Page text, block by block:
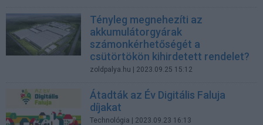
Tényleg megnehezíti az
akkumulátorgyárak
számonkérhetőségét a
csütörtökön kihirdetett rendelet?
zoldpalya.hu | 2023.09.25 15:12
Átadták az Év Digitális Faluja
díjakat
Technológia | 2023.09.23 16:13